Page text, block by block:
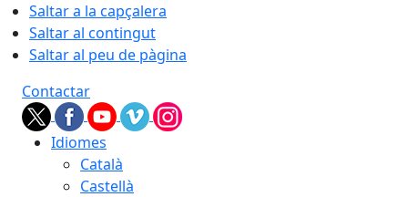
Saltar a la capçalera
Saltar al contingut
Saltar al peu de pàgina
Contactar
Idiomes
Català
Castellà